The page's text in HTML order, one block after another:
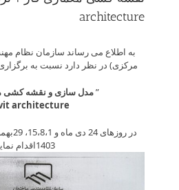
architecture
به اطلاع می­ رساند سازمان نظام
مرکزی) در نظر دارد نسبت به
”مدل سازی و نقشه کشی معماری
architecture
1403اقدام نماید